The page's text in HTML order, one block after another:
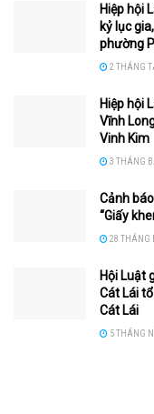
Hiệp hội
kỷ lục
phường
2 THÁNG
Hiệp hội
Vĩnh
Vinh Kim
3 THÁNG
Cảnh
“Giấy
28 THÁNG
Hội Luật
Cát Lái
Cát Lái
5 THÁNG